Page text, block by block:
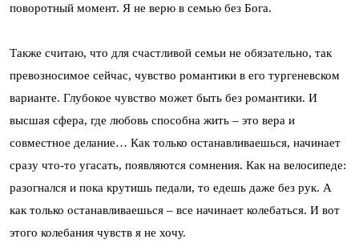
поворотный момент. Я не верю в семью без Бога.
Также считаю, что для счастливой семьи не обязательно, так
превозносимое сейчас, чувство романтики в его тургеневском
варианте. Глубокое чувство может быть без романтики. И
высшая сфера, где любовь способна жить – это вера и
совместное делание… Как только останавливаешься, начинает
сразу что-то угасать, появляются сомнения. Как на велосипеде:
разогнался и пока крутишь педали, то едешь даже без рук. А
как только останавливаешься – все начинает колебаться. И вот
этого колебания чувств я не хочу.